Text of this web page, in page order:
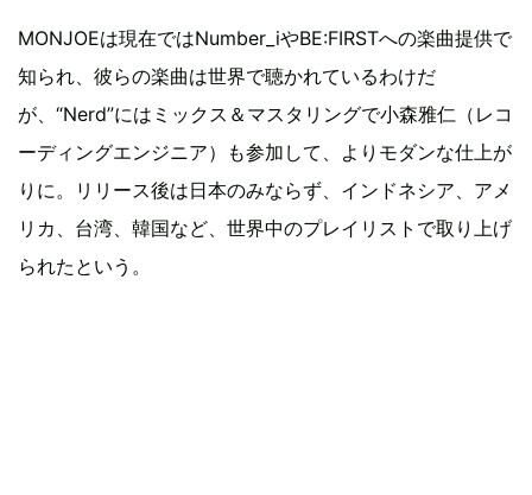
MONJOEは現在ではNumber_iやBE:FIRSTへの楽曲提供で
知られ、彼らの楽曲は世界で聴かれているわけだ
が、“Nerd”にはミックス＆マスタリングで小森雅仁（レコ
ーディングエンジニア）も参加して、よりモダンな仕上が
りに。リリース後は日本のみならず、インドネシア、アメ
リカ、台湾、韓国など、世界中のプレイリストで取り上げ
られたという。